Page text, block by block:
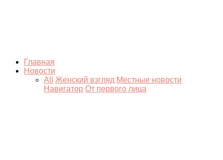
Главная
Новости
All
Женский взгляд Местные новости
Навигатор От первого лица